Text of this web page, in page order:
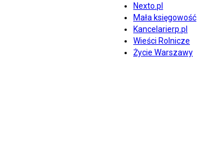
Nexto.pl
Mała księgowość
Kancelarierp.pl
Wieści Rolnicze
Życie Warszawy